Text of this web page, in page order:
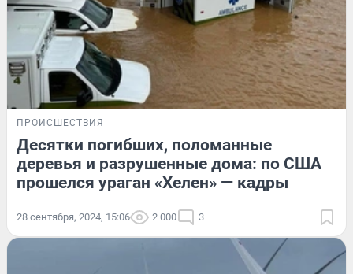
ПРОИСШЕСТВИЯ
Десятки погибших, поломанные
деревья и разрушенные дома: по США
прошелся ураган «Хелен» — кадры
28 сентября, 2024, 15:06 2 000 3